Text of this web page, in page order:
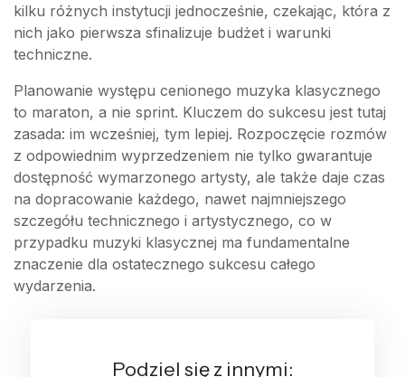
kilku różnych instytucji jednocześnie, czekając, która z
nich jako pierwsza sfinalizuje budżet i warunki
techniczne.
Planowanie występu cenionego muzyka klasycznego
to maraton, a nie sprint. Kluczem do sukcesu jest tutaj
zasada: im wcześniej, tym lepiej. Rozpoczęcie rozmów
z odpowiednim wyprzedzeniem nie tylko gwarantuje
dostępność wymarzonego artysty, ale także daje czas
na dopracowanie każdego, nawet najmniejszego
szczegółu technicznego i artystycznego, co w
przypadku muzyki klasycznej ma fundamentalne
znaczenie dla ostatecznego sukcesu całego
wydarzenia.
Podziel się z innymi: